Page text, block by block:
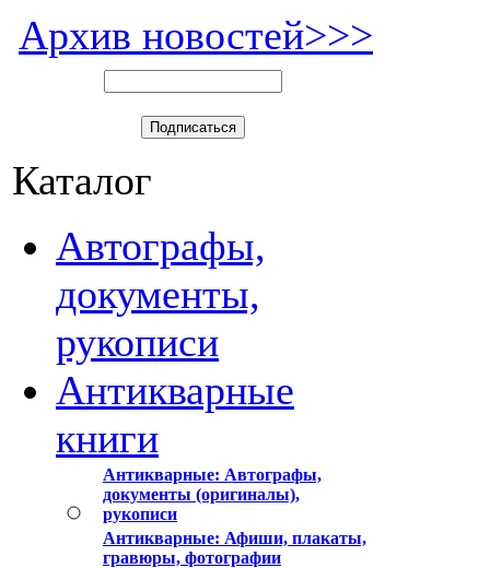
Архив новостей>>>
Каталог
Автографы,
документы,
рукописи
Антикварные
книги
Антикварные: Автографы,
документы (оригиналы),
рукописи
Антикварные: Афиши, плакаты,
гравюры, фотографии